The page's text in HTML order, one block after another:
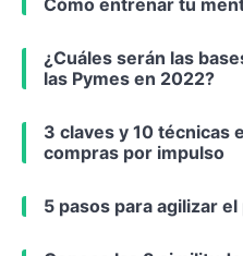
¿Cuáles serán las
las Pymes en 2022?
3 claves y 10 técnicas
compras por impulso
5 pasos para agilizar